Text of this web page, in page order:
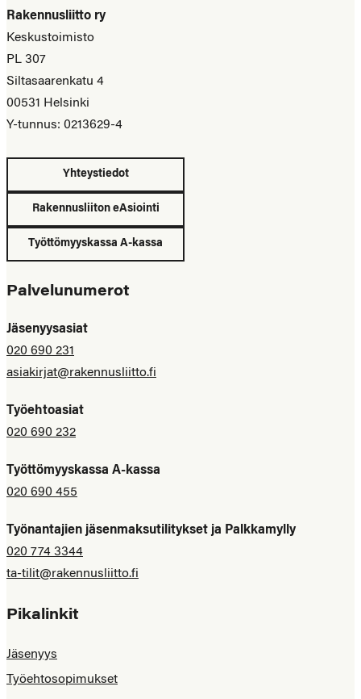
Rakennusliitto ry
Keskustoimisto
PL 307
Siltasaarenkatu 4
00531 Helsinki
Y-tunnus: 0213629-4
Yhteystiedot
Rakennusliiton eAsiointi
Työttömyyskassa A-kassa
Palvelunumerot
Jäsenyysasiat
020 690 231
asiakirjat@rakennusliitto.fi
Työehtoasiat
020 690 232
Työttömyyskassa A-kassa
020 690 455
Työnantajien jäsenmaksutilitykset ja Palkkamylly
020 774 3344
ta-tilit@rakennusliitto.fi
Pikalinkit
Jäsenyys
Työehtosopimukset